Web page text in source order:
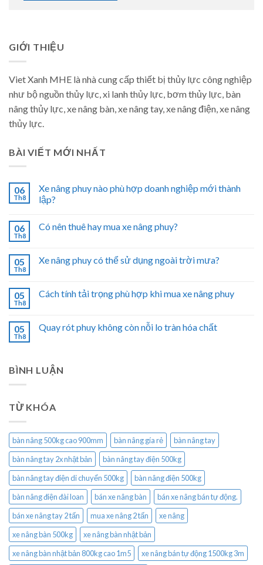
GIỚI THIỆU
Viet Xanh MHE là nhà cung cấp thiết bị thủy lực công nghiệp
như bộ nguồn thủy lực, xi lanh thủy lực, bơm thủy lực, bàn
nâng thủy lực, xe nâng bàn, xe nâng tay, xe nâng điện, xe nâng
thủy lực.
BÀI VIẾT MỚI NHẤT
06
Th8
Xe nâng phuy nào phù hợp doanh nghiệp mới thành
lập?
06
Th8
Có nên thuê hay mua xe nâng phuy?
05
Th8
Xe nâng phuy có thể sử dụng ngoài trời mưa?
05
Th8
Cách tính tải trọng phù hợp khi mua xe nâng phuy
05
Th8
Quay rót phuy không còn nỗi lo tràn hóa chất
BÌNH LUẬN
TỪ KHÓA
bàn nâng 500kg cao 900mm bàn nâng gía rẻ
bàn nâng tay
bàn nâng tay 2x nhật bản
bàn nâng tay điện 500kg
bàn nâng tay điện di chuyển 500kg
bàn nâng điện 500kg
bàn nâng điện đài loan
bán xe nâng bàn
bán xe nâng bán tự động.
bán xe nâng tay 2 tấn
mua xe nâng 2 tấn
xe nâng
xe nâng bàn 500kg
xe nâng bàn nhật bản
xe nâng bàn nhật bản 800kg cao 1m5
xe nâng bán tự động 1500kg 3m